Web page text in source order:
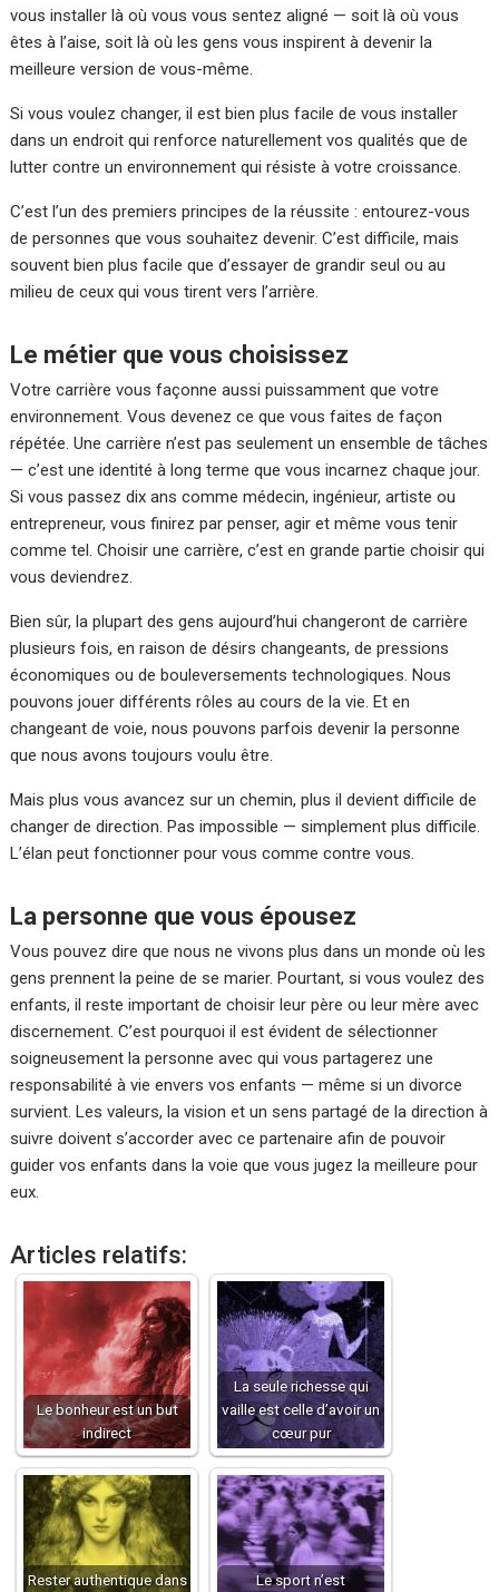
vous installer là où vous vous sentez aligné — soit là où vous
êtes à l’aise, soit là où les gens vous inspirent à devenir la
meilleure version de vous-même.
Si vous voulez changer, il est bien plus facile de vous installer
dans un endroit qui renforce naturellement vos qualités que de
lutter contre un environnement qui résiste à votre croissance.
C’est l’un des premiers principes de la réussite : entourez-vous
de personnes que vous souhaitez devenir. C’est difficile, mais
souvent bien plus facile que d’essayer de grandir seul ou au
milieu de ceux qui vous tirent vers l’arrière.
Le métier que vous choisissez
Votre carrière vous façonne aussi puissamment que votre
environnement. Vous devenez ce que vous faites de façon
répétée. Une carrière n’est pas seulement un ensemble de tâches
— c’est une identité à long terme que vous incarnez chaque jour.
Si vous passez dix ans comme médecin, ingénieur, artiste ou
entrepreneur, vous finirez par penser, agir et même vous tenir
comme tel. Choisir une carrière, c’est en grande partie choisir qui
vous deviendrez.
Bien sûr, la plupart des gens aujourd’hui changeront de carrière
plusieurs fois, en raison de désirs changeants, de pressions
économiques ou de bouleversements technologiques. Nous
pouvons jouer différents rôles au cours de la vie. Et en
changeant de voie, nous pouvons parfois devenir la personne
que nous avons toujours voulu être.
Mais plus vous avancez sur un chemin, plus il devient difficile de
changer de direction. Pas impossible — simplement plus difficile.
L’élan peut fonctionner pour vous comme contre vous.
La personne que vous épousez
Vous pouvez dire que nous ne vivons plus dans un monde où les
gens prennent la peine de se marier. Pourtant, si vous voulez des
enfants, il reste important de choisir leur père ou leur mère avec
discernement. C’est pourquoi il est évident de sélectionner
soigneusement la personne avec qui vous partagerez une
responsabilité à vie envers vos enfants — même si un divorce
survient. Les valeurs, la vision et un sens partagé de la direction à
suivre doivent s’accorder avec ce partenaire afin de pouvoir
guider vos enfants dans la voie que vous jugez la meilleure pour
eux.
Articles relatifs:
Le bonheur est un but
indirect
La seule richesse qui
vaille est celle d’avoir un
cœur pur
Rester authentique dans
Le sport n’est